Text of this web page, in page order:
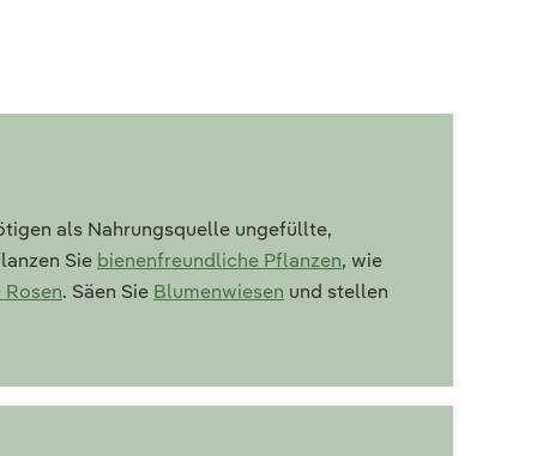
als Nahrungsquelle ungefüllte,
Sie bienenfreundliche Pflanzen, wie
. Säen Sie Blumenwiesen und stellen